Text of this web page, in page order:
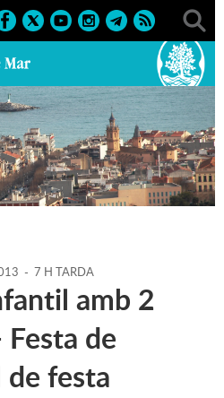
> 2014 > Diumenges infantils
- 7 H TARDA
amb 2
de
de festa